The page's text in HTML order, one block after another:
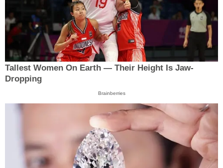
Tallest Women On Earth — Their Height Is Jaw-
Dropping
Brainberries